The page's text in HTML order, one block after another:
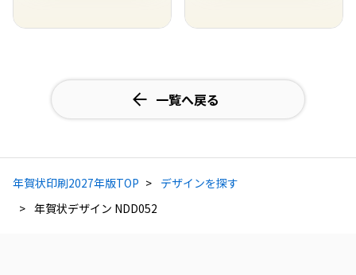
一覧へ戻る
年賀状印刷2027年版TOP
デザインを探す
年賀状デザイン NDD052